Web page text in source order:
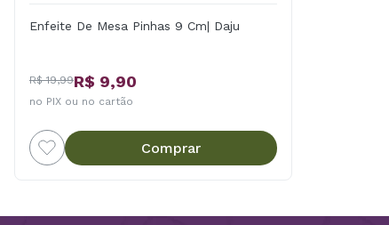
Enfeite De Mesa Pinhas 9 Cm| Daju
R$ 19,99R$ 9,90
no PIX ou no cartão
Comprar